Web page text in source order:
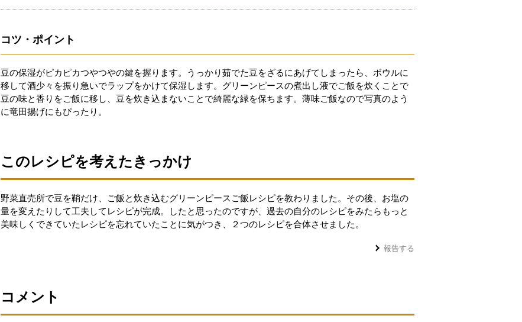
コツ・ポイント
豆の保湿がピカピカつやつやの鍵を握ります。うっかり茹でた豆をざるにあげてしまったら、ボウルに
移して酒少々を振り急いでラップをかけて保湿します。グリーンピースの煮出し液でご飯を炊くことで
豆の味と香りをご飯に移し、豆を炊き込まないことで綺麗な緑を保ちます。薄味ご飯なので写真のよう
に竜田揚げにもぴったり。
このレシピを考えたきっかけ
野菜直売所で豆を鞘だけ、ご飯と炊き込むグリーンピースご飯レシピを教わりました。その後、お塩の
量を変えたりして工夫してレシピが完成。したと思ったのですが、過去の自分のレシピをみたらもっと
美味しくできていたレシピを忘れていたことに気がつき、２つのレシピを合体させました。
報告する
コメント